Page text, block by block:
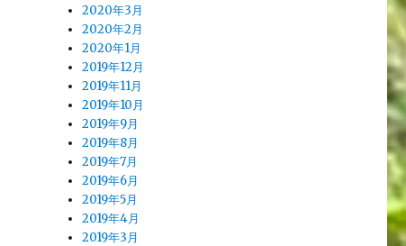
2020年3月
2020年2月
2020年1月
2019年12月
2019年11月
2019年10月
2019年9月
2019年8月
2019年7月
2019年6月
2019年5月
2019年4月
2019年3月